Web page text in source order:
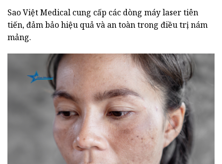
Sao Việt Medical cung cấp các dòng máy laser tiên
tiến, đảm bảo hiệu quả và an toàn trong điều trị nám
mảng.